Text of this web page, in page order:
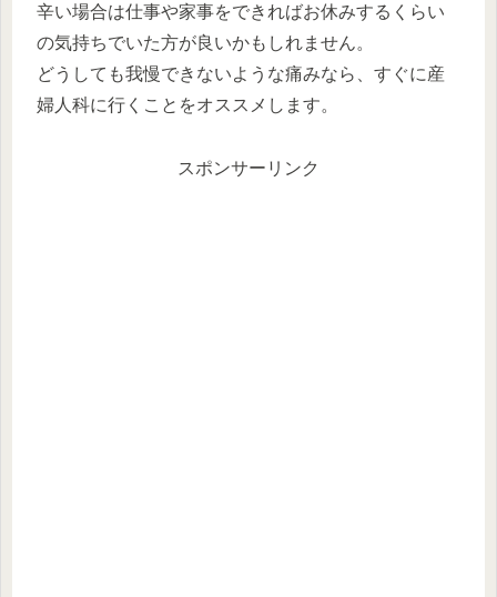
辛い場合は仕事や家事をできればお休みするくらい
の気持ちでいた方が良いかもしれません。
どうしても我慢できないような痛みなら、すぐに産
婦人科に行くことをオススメします。
スポンサーリンク